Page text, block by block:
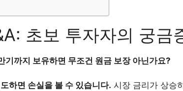
초보 투자자의 궁금
기까지 보유하면 무조건 원금 보장 아닌가요?
하면 손실을 볼 수 있습니다. 시장 금리가 상승